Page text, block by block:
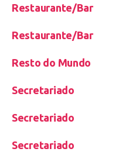
Restaurante/Bar
Restaurante/Bar
Resto do Mundo
Secretariado
Secretariado
Secretariado